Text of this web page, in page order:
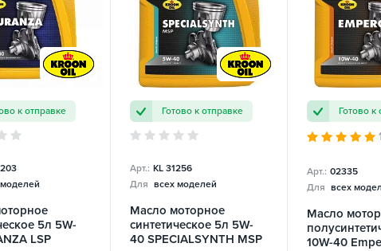
к отправке
5л 5W-
LSP
Готово к отправке
Арт.: KL 31256
Для всех моделей
Масло моторное
синтетическое 5л 5W-
40 SPECIALSYNTH MSP
Готово к
Арт.: 02335
Для всех
Масло
10W-40